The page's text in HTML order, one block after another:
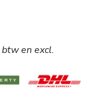
en excl.